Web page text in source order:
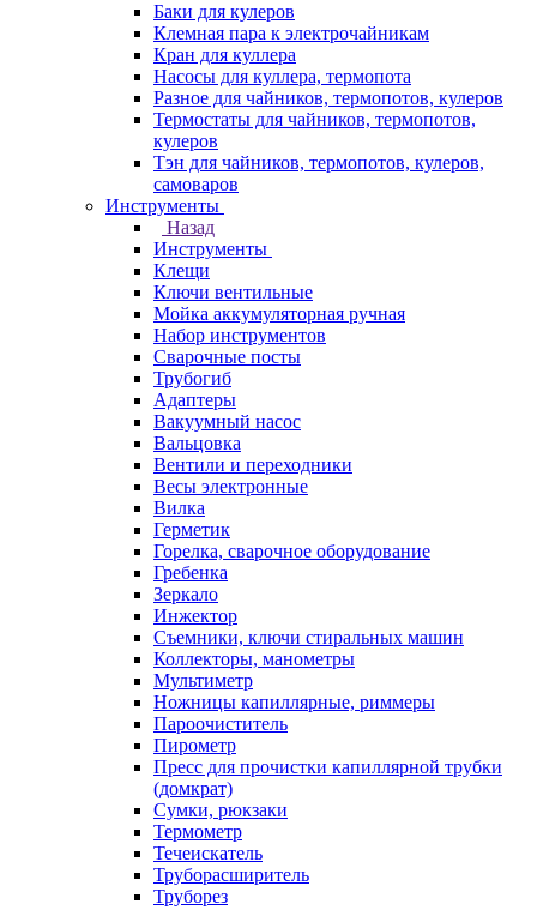
Баки для кулеров
Клемная пара к электрочайникам
Кран для куллера
Насосы для куллера, термопота
Разное для чайников, термопотов, кулеров
Термостаты для чайников, термопотов,
кулеров
Тэн для чайников, термопотов, кулеров,
самоваров
Инструменты
Назад
Инструменты
Клещи
Ключи вентильные
Мойка аккумуляторная ручная
Набор инструментов
Сварочные посты
Трубогиб
Aдаптеры
Вакуумный насос
Вальцовка
Вентили и переходники
Весы электронные
Вилка
Герметик
Горелка, сварочное оборудование
Гребенка
Зеркало
Инжектор
Съемники, ключи стиральных машин
Коллекторы, манометры
Мультиметр
Ножницы капиллярные, риммеры
Пароочиститель
Пирометр
Пресс для прочистки капиллярной трубки
(домкрат)
Сумки, рюкзаки
Термометр
Течеискатель
Труборасширитель
Труборез